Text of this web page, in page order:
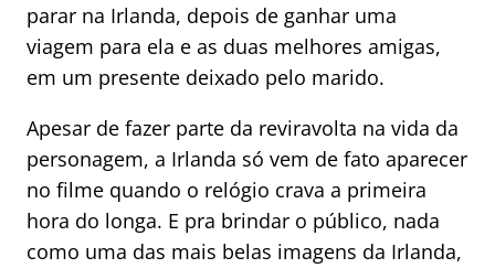
parar na Irlanda, depois de ganhar uma
viagem para ela e as duas melhores amigas,
em um presente deixado pelo marido.
Apesar de fazer parte da reviravolta na vida da
personagem, a Irlanda só vem de fato aparecer
no filme quando o relógio crava a primeira
hora do longa. E pra brindar o público, nada
como uma das mais belas imagens da Irlanda,